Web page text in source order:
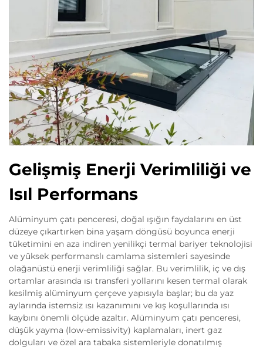
Gelişmiş Enerji Verimliliği ve
Isıl Performans
Alüminyum çatı penceresi, doğal ışığın faydalarını en üst
düzeye çıkartırken bina yaşam döngüsü boyunca enerji
tüketimini en aza indiren yenilikçi termal bariyer teknolojisi
ve yüksek performanslı camlama sistemleri sayesinde
olağanüstü enerji verimliliği sağlar. Bu verimlilik, iç ve dış
ortamlar arasında ısı transferi yollarını kesen termal olarak
kesilmiş alüminyum çerçeve yapısıyla başlar; bu da yaz
aylarında istemsiz ısı kazanımını ve kış koşullarında ısı
kaybını önemli ölçüde azaltır. Alüminyum çatı penceresi,
düşük yayma (low-emissivity) kaplamaları, inert gaz
dolguları ve özel ara tabaka sistemleriyle donatılmış